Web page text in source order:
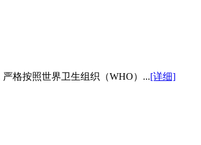
格按照世界卫生组织（WHO）...[详细]